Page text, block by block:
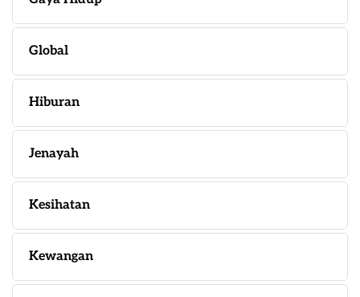
Global
Hiburan
Jenayah
Kesihatan
Kewangan